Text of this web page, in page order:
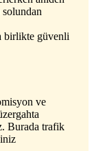
solundan
birlikte güvenli
ve
Burada trafik